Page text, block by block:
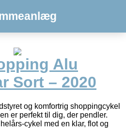
Alu
Sort – 2020
og komfortrig shoppingcykel
er perfekt til dig, der pendler.
cykel med en klar, flot og